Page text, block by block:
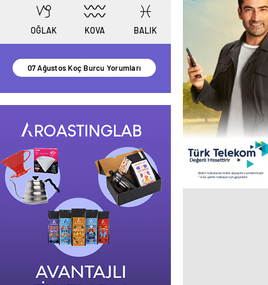
OĞLAK KOVA BALIK
07 Ağustos Koç Burcu Yorumları
Taylor Swift yeni albüm
düğmeye bastığını sosyal